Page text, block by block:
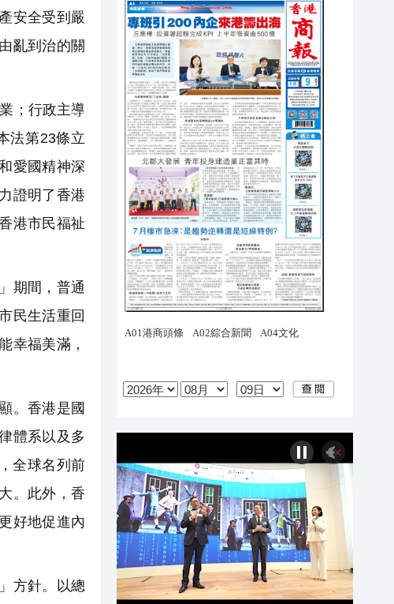
安全受到嚴
亂到治的關
；行政主導
法第23條立
愛國精神深
證明了香港
港市民福祉
期間，普通
民生活重回
幸福美滿，
。香港是國
體系以及多
全球名列前
。此外，香
好地促進內
方針。以總